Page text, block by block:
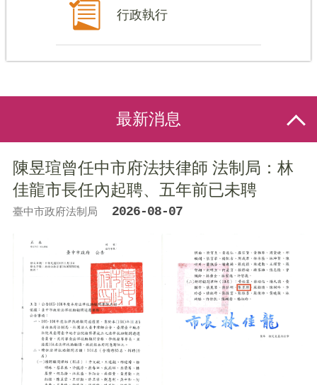
行政執行
最新消息
陳昱瑄曾任中市府法扶律師 法制局：林
佳龍市長任內起聘、五年前已未聘
臺中市政府法制局 2026-08-07